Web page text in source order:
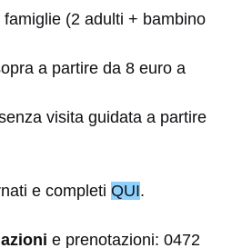
(2 adulti + bambino
a partire da 8 euro a
visita guidata a partire
e completi QUI.
e prenotazioni: 0472